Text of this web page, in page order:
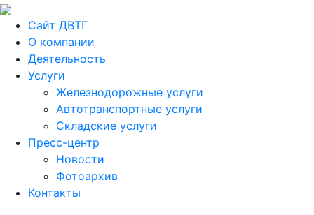
Сайт ДВТГ
О компании
Деятельность
Услуги
Железнодорожные услуги
Автотранспортные услуги
Складские услуги
Пресс-центр
Новости
Фотоархив
Контакты